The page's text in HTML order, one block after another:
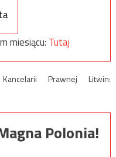
miesiącu: Tutaj
Prawnej Litwin:
Polonia!